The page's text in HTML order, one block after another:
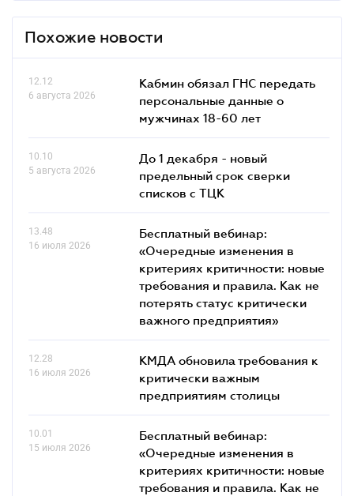
Похожие новости
12.12
6 августа 2026
Кабмин обязал ГНС передать
персональные данные о
мужчинах 18-60 лет
10.10
5 августа 2026
До 1 декабря - новый
предельный срок сверки
списков c ТЦК
13.48
16 июля 2026
Бесплатный вебинар:
«Очередные изменения в
критериях критичности: новые
требования и правила. Как не
потерять статус критически
важного предприятия»
12.28
16 июля 2026
КМДА обновила требования к
критически важным
предприятиям столицы
10.01
15 июля 2026
Бесплатный вебинар:
«Очередные изменения в
критериях критичности: новые
требования и правила. Как не